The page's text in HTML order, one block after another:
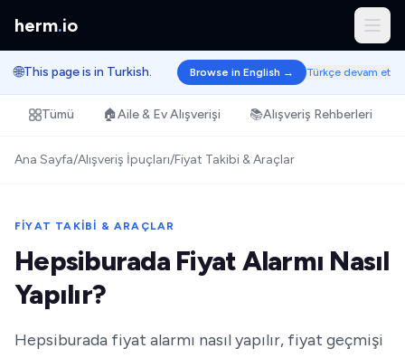
herm.io
🌐This page is in Turkish. Browse in English → Türkçe devam et
Tümü 🏠Aile & Ev Alışverişi 📚Alışveriş Rehberleri
Ana Sayfa/Alışveriş İpuçları/Fiyat Takibi & Araçlar
FIYAT TAKIBI & ARAÇLAR
Hepsiburada Fiyat Alarmı Nasıl
Yapılır?
Hepsiburada fiyat alarmı nasıl yapılır, fiyat geçmişi